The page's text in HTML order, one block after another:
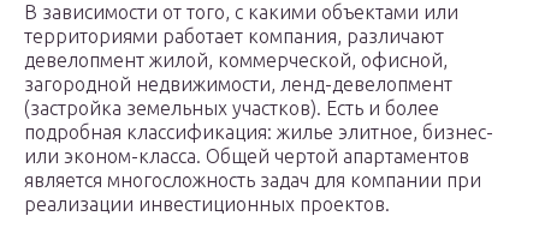
В зависимости от того, с какими объектами или
территориями работает компания, различают
девелопмент жилой, коммерческой, офисной,
загородной недвижимости, ленд-девелопмент
(застройка земельных участков). Есть и более
подробная классификация: жилье элитное, бизнес-
или эконом-класса. Общей чертой апартаментов
является многосложность задач для компании при
реализации инвестиционных проектов.